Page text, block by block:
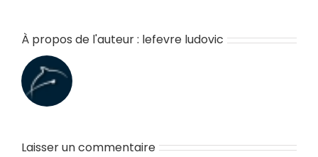
À propos de l'auteur : lefevre ludovic
Laisser un commentaire